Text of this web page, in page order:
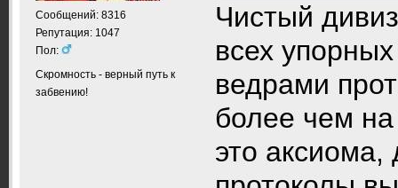
Сообщений: 8316
Репутация: 1047
Пол:
Скромность - верный путь к
забвению!
Чистый
всех
ведрами
более чем
это аксиома,